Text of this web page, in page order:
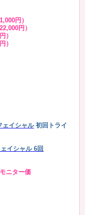
円）
円）
）
）
ェイシャル 初回トライ
イシャル 6回
ニター価